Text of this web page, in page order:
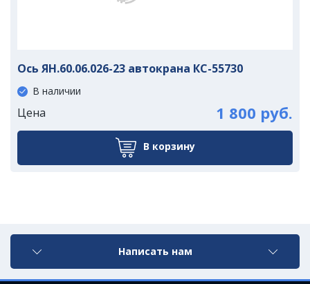
Ось ЯН.60.06.026-23 автокрана КС-55730
В наличии
Цена 1 800 руб.
В корзину
Написать нам